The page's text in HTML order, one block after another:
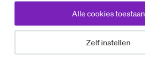
Zelf instellen
Alle cookies toestaan
Opinie